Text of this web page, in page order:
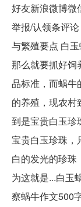
好友新浪微博微
举报/认领条评
与繁殖要点 白
那么就要抓好饲
品标准，而蜗牛
的养殖，现农村
到是宝贵白玉珍
宝贵白玉珍珠，
白的发光的珍珠
为这就是...白玉
察蜗牛作文500